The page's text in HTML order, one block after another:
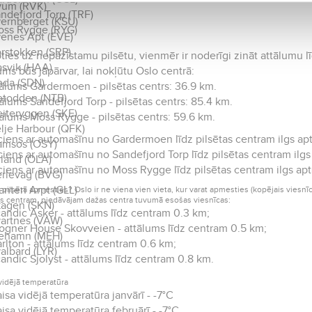
(RVK)
(KSU)
Apt (EVE)
(SRP)
(HAA)
(SDN)
(NTB)
(SKE)
Harbour (QFK)
(OSY)
(OLA)
(BVG)
Arpt (GLL)
(SKN)
(VAW)
(MEH)
(LYR)
Torp (TRF)
Rygge (RYG)
uz nepazīstamu pilsētu, vienmēr ir noderīgi zināt attālumu
būs jāpārvar, lai nokļūtu Oslo centrā:
Gardermoen - pilsētas centrs: 36.9 km.
Sandefjord Torp - pilsētas centrs: 85.4 km.
Moss Rygge - pilsētas centrs: 59.6 km.
ar automašīnu no Gardermoen līdz pilsētas centram ilgs
ar automašīnu no Sandefjord Torp līdz pilsētas centram
ar automašīnu no Moss Rygge līdz pilsētas centram ilgs
pilsētā apmesties? Oslo ir ne viena vien vieta, kur varat apmesties (kopējais
centram, piedāvājam dažas centra tuvumā esošas viesnīcas:
Asker - attālums līdz centram 0.3 km;
House Skovveien - attālums līdz centram 0.5 km;
- attālums līdz centram 0.6 km;
Sjolyst - attālums līdz centram 0.8 km.
temperatūra
vidējā temperatūra janvārī - -7°C